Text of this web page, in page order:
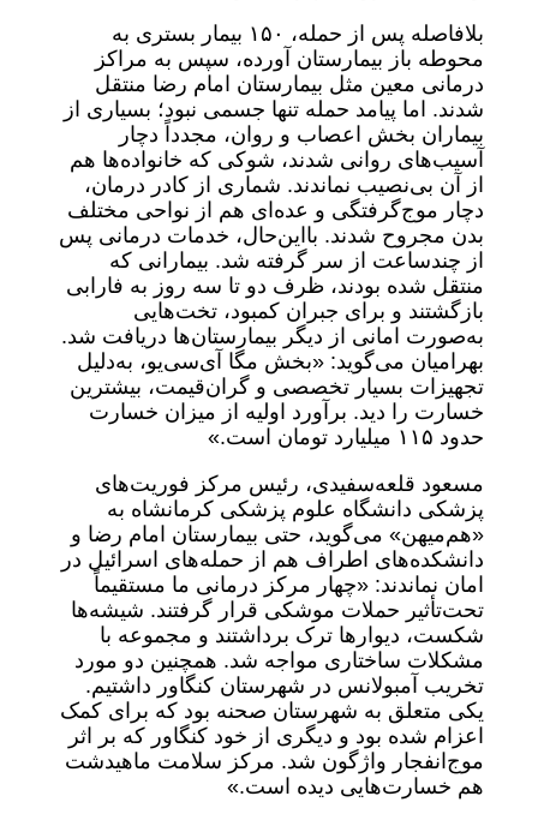
بلافاصله پس از حمله، ۱۵۰ بیمار بستری به
محوطه باز بیمارستان آورده، سپس به مراکز
درمانی معین مثل بیمارستان امام رضا منتقل
شدند. اما پیامد حمله تنها جسمی نبود؛ بسیاری از
بیماران بخش اعصاب و روان، مجدداً دچار
آسیب‌های روانی شدند، شوکی که خانواده‌ها هم
از آن بی‌نصیب نماندند. شماری از کادر درمان،
دچار موج‌گرفتگی و عده‌ای هم از نواحی مختلف
بدن مجروح شدند. بااین‌حال، خدمات درمانی پس
از چندساعت از سر گرفته شد. بیمارانی که
منتقل شده بودند، ظرف دو تا سه روز به فارابی
بازگشتند و برای جبران کمبود، تخت‌هایی
به‌صورت امانی از دیگر بیمارستان‌ها دریافت شد.
بهرامیان می‌گوید: «بخش مگا آی‌سی‌یو، به‌دلیل
تجهیزات بسیار تخصصی و گران‌قیمت، بیشترین
خسارت را دید. برآورد اولیه از میزان خسارت
حدود ۱۱۵ میلیارد تومان است.»
مسعود قلعه‌سفیدی، رئیس مرکز فوریت‌های
پزشکی دانشگاه علوم پزشکی کرمانشاه به
«هم‌میهن» می‌گوید، حتی بیمارستان امام رضا و
دانشکده‌های اطراف هم از حمله‌های اسرائیل در
امان نماندند: «چهار مرکز درمانی ما مستقیماً
تحت‌تأثیر حملات موشکی قرار گرفتند. شیشه‌ها
شکست، دیوارها ترک برداشتند و مجموعه با
مشکلات ساختاری مواجه شد. همچنین دو مورد
تخریب آمبولانس در شهرستان کنگاور داشتیم.
یکی متعلق به شهرستان صحنه بود که برای کمک
اعزام شده بود و دیگری از خود کنگاور که بر اثر
موج‌انفجار واژگون شد. مرکز سلامت ماهیدشت
هم خسارت‌هایی دیده است.»